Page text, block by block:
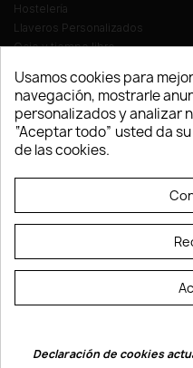
Hostelería
Llaveros Personalizados
Ocio y tiempo libre
Ropa y Textil
Tecnología
Verano y playa
Vestuario laboral
©
La página dispone de código
Usamos cookies para
navegación, mostrarle
personalizados y analizar
“Aceptar todo” usted da
de las cookies.
Declaración de cookies